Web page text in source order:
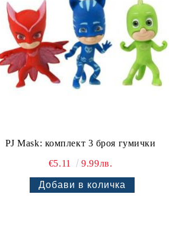
PJ Mask: комплект 3 броя гумички
€5.11 9.99лв.